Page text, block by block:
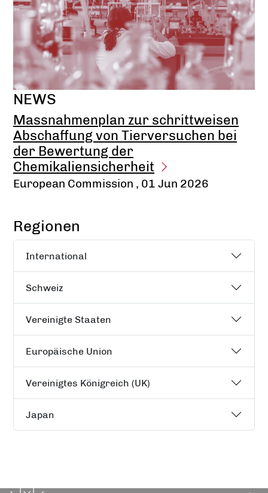
NEWS
Massnahmenplan zur schrittweisen
Abschaffung von Tierversuchen bei
der Bewertung der
Chemikaliensicherheit
European Commission , 01 Jun 2026
Regionen
International
Schweiz
Vereinigte Staaten
Europäische Union
Vereinigtes Königreich (UK)
Japan